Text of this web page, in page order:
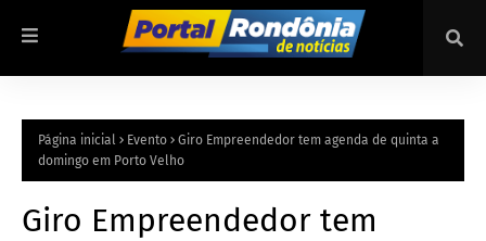
Página inicial Evento
Giro Empreendedor tem agenda de quinta a
domingo em Porto Velho
Giro Empreendedor tem